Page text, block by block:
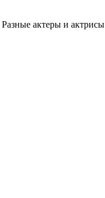
актеры и актрисы